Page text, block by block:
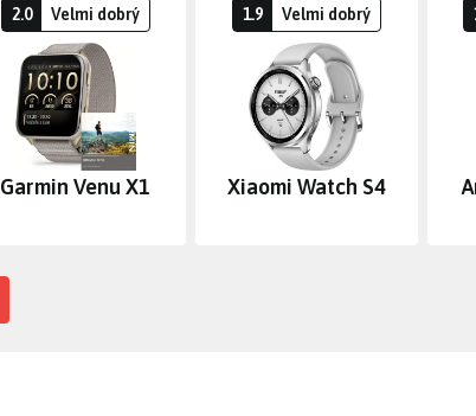
2.0 Velmi dobrý
Garmin Venu X1
1.9 Velmi dobrý
Xiaomi Watch S4